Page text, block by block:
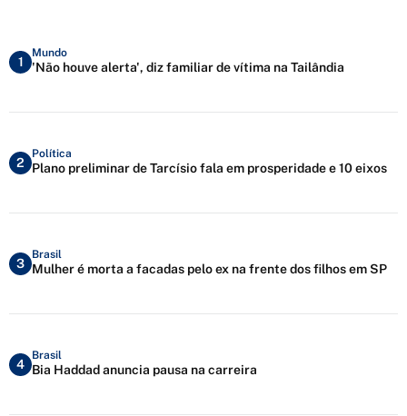
1
Mundo
'Não houve alerta', diz familiar de vítima na Tailândia
2
Política
Plano preliminar de Tarcísio fala em prosperidade e 10 eixos
3
Brasil
Mulher é morta a facadas pelo ex na frente dos filhos em SP
4
Brasil
Bia Haddad anuncia pausa na carreira